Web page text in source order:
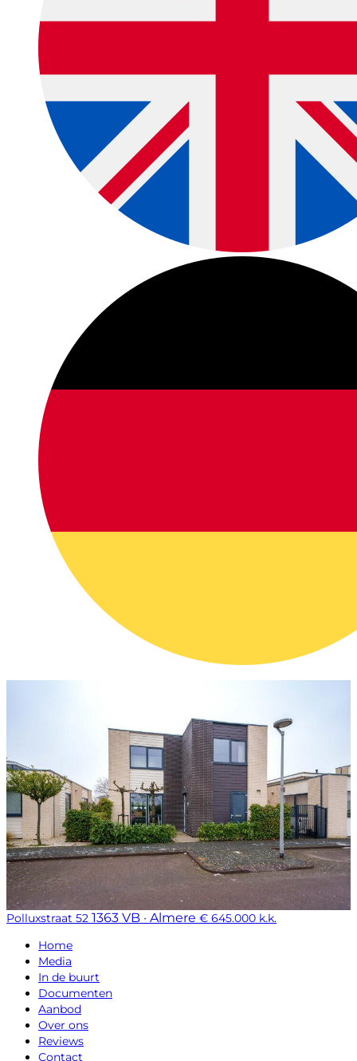
Polluxstraat 52 1363 VB · Almere € 645.000 k.k.
Home
Media
In de buurt
Documenten
Aanbod
Over ons
Reviews
Contact